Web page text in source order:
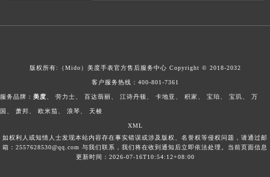
版权所有:（Mido） 美度手表官方售后服务中心 Copyright © 2018-2032
客户服务热线： 400-801-7361
服务品牌： 美度 劳力士 百达翡丽 江诗丹顿 卡地亚 积家 宝珀 宝玑 万
国 萧邦 欧米茄 浪琴 天梭
XML
如权利人或知情人士发现本站内容存在事实错误或涉及版权、名誉权等侵权问题，请通过邮
箱：2557628530@qq.com 与我们联系，我们将在收到通知后立即依法处理。当前页面信息
更新时间：2026-07-16T10:54:12+08:00